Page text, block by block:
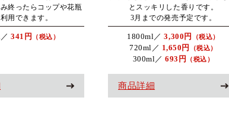
終ったらコップや花瓶
用できます。
／341円 （税込）
とスッキリした香りです。
3月までの発売予定です。
1800ml／3,300円 （税込）
720ml／ 1,650円 （税込）
300ml／693円 （税込）
商品詳細